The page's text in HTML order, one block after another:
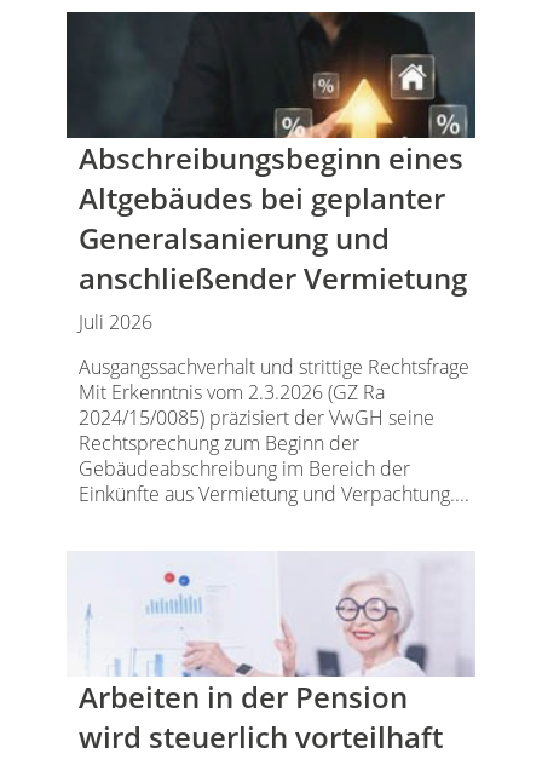
Abschreibungsbeginn eines
Altgebäudes bei geplanter
Generalsanierung und
anschließender Vermietung
Juli 2026
Ausgangssachverhalt und strittige Rechtsfrage
Mit Erkenntnis vom 2.3.2026 (GZ Ra
2024/15/0085) präzisiert der VwGH seine
Rechtsprechung zum Beginn der
Gebäudeabschreibung im Bereich der
Einkünfte aus Vermietung und Verpachtung....
Arbeiten in der Pension
wird steuerlich vorteilhaft